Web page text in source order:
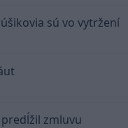
sú vo vytržení
zmluvu